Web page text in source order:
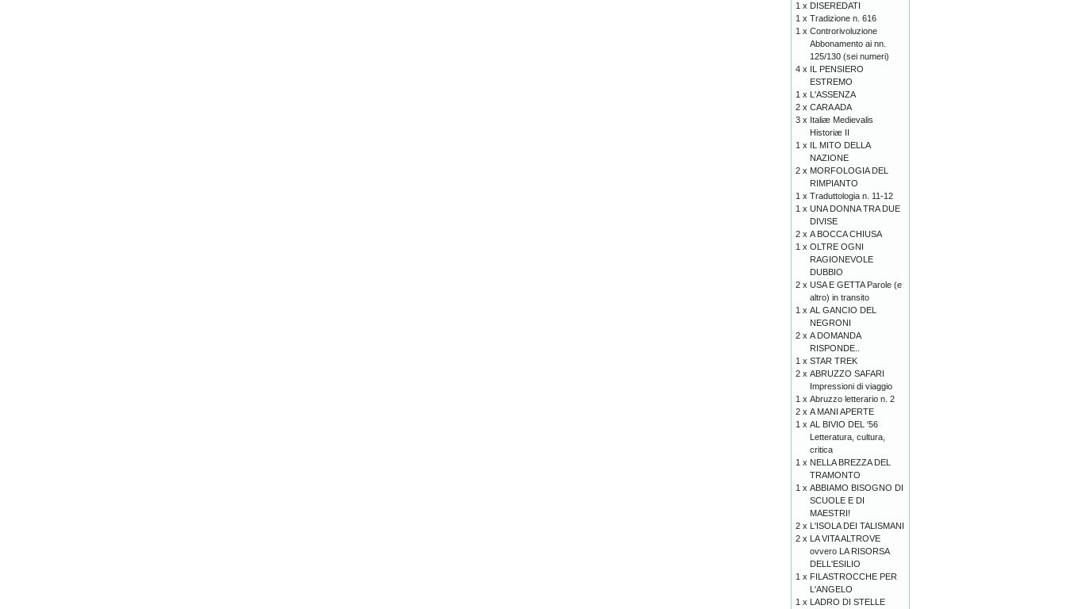
1 x DISEREDATI
1 x Tradizione n. 616
1 x Controrivoluzione
Abbonamento ai nn.
125/130 (sei numeri)
4 x IL PENSIERO
ESTREMO
1 x L'ASSENZA
2 x CARA ADA
3 x Italiæ Medievalis
Historiæ II
1 x IL MITO DELLA
NAZIONE
2 x MORFOLOGIA DEL
RIMPIANTO
1 x Traduttologia n. 11-12
1 x UNA DONNA TRA DUE
DIVISE
2 x A BOCCA CHIUSA
1 x OLTRE OGNI
RAGIONEVOLE
DUBBIO
2 x USA E GETTA Parole (e
altro) in transito
1 x AL GANCIO DEL
NEGRONI
2 x A DOMANDA
RISPONDE..
1 x STAR TREK
2 x ABRUZZO SAFARI
Impressioni di viaggio
1 x Abruzzo letterario n. 2
2 x A MANI APERTE
1 x AL BIVIO DEL '56
Letteratura, cultura,
critica
1 x NELLA BREZZA DEL
TRAMONTO
1 x ABBIAMO BISOGNO DI
SCUOLE E DI
MAESTRI!
2 x L'ISOLA DEI TALISMANI
2 x LA VITA ALTROVE
ovvero LA RISORSA
DELL'ESILIO
1 x FILASTROCCHE PER
L'ANGELO
1 x LADRO DI STELLE